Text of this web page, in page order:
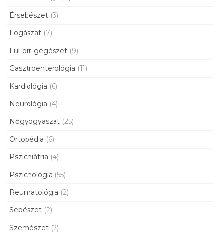
Érsebészet (3)
Fogászat (7)
Fül-orr-gégészet (9)
Gasztroenterológia (11)
Kardiológia (6)
Neurológia (4)
Nőgyógyászat (25)
Ortopédia (6)
Pszichiátria (4)
Pszichológia (55)
Reumatológia (2)
Sebészet (2)
Szemészet (2)